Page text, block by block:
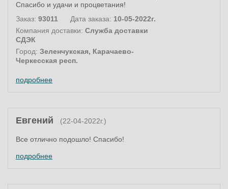
Спасибо и удачи и процветания!
Заказ: 93011 Дата заказа: 10-05-2022г.
Компания доставки: Служба доставки
СДЭК
Город: Зеленчукская, Карачаево-
Черкесская респ.
подробнее
Евгений (22-04-2022г.)
Все отлично подошло! Спасибо!
подробнее